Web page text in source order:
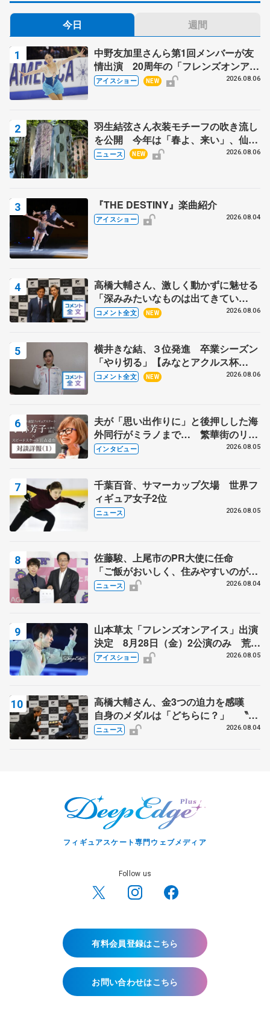
今日 週間
中野友加里さんら第1回メンバーが友
情出演 20周年の「フレンズオンアイ
ス」 宮本賢二さん、有川梨絵さん、
アイスショー NEW 2026.08.06
羽生結弦さん衣装モチーフの吹き流し
を公開 今年は「春よ、来い」、仙台
の瑞鳳殿
ニュース NEW 2026.08.06
『THE DESTINY』楽曲紹介
アイスショー 2026.08.04
高橋大輔さん、激しく動かずに魅せる
「深みみたいなものは出てきてい
る？」 〝兄さん〟と慕うレジェンド
コメント全文 NEW 2026.08.06
横井きな結、３位発進 卒業シーズン
「やり切る」【みなとアクルス杯
SP】
コメント全文 NEW 2026.08.06
夫が「思い出作りに」と後押しした海
外同行がミラノまで… 繁華街のリン
クでは不良のお兄さんも味方に 小林
インタビュー 2026.08.05
千葉百音、サマーカップ欠場 世界フ
ィギュア女子2位
ニュース 2026.08.05
佐藤駿、上尾市のPR大使に任命
「ご飯がおいしく、住みやすいのが魅
力」
ニュース 2026.08.04
山本草太「フレンズオンアイス」出演
決定 8月28日（金）2公演のみ 荒川
静香さんプロデュース、20周年のアイ
アイスショー 2026.08.05
高橋大輔さん、金3つの迫力を感嘆
自身のメダルは「どちらに？」 〝リ
ス兄弟〟オリンピック3連覇の野村忠
ニュース 2026.08.04
フィギュアスケート専門ウェブメディア
Follow us
有料会員登録はこちら
お問い合わせはこちら